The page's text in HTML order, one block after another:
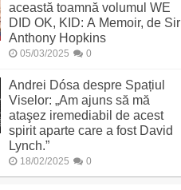
această toamnă volumul WE
DID OK, KID: A Memoir, de Sir
Anthony Hopkins
05/03/2025 0
Andrei Dósa despre Spațiul
Viselor: „Am ajuns să mă
ataşez iremediabil de acest
spirit aparte care a fost David
Lynch.”
18/02/2025 0